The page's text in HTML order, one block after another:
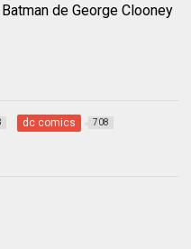
de George Clooney
dc comics 708